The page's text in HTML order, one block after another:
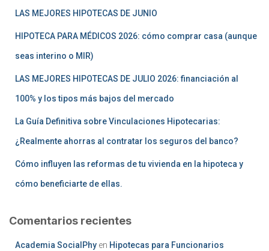
LAS MEJORES HIPOTECAS DE JUNIO
HIPOTECA PARA MÉDICOS 2026: cómo comprar casa (aunque
seas interino o MIR)
LAS MEJORES HIPOTECAS DE JULIO 2026: financiación al
100% y los tipos más bajos del mercado
La Guía Definitiva sobre Vinculaciones Hipotecarias:
¿Realmente ahorras al contratar los seguros del banco?
Cómo influyen las reformas de tu vivienda en la hipoteca y
cómo beneficiarte de ellas.
Comentarios recientes
Academia SocialPhy en Hipotecas para Funcionarios